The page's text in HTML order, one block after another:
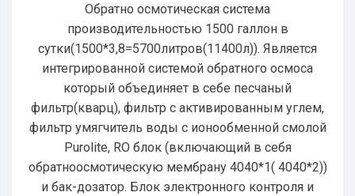
Обратно осмотическая система
производительностью 1500 галлон в
сутки(1500*3,8=5700литров(11400л)). Является
интегрированной системой обратного осмоса
который объединяет в себе песчаный
фильтр(кварц), фильтр с активированным углем,
фильтр умягчитель воды с ионообменной смолой
Purolite, RO блок (включающий в себя
обратноосмотическую мембрану 4040*1( 4040*2))
и бак-дозатор. Блок электронного контроля и